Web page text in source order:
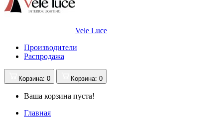
Vele Luce
Производители
Распродажа
Корзина: 0 Корзина: 0
Ваша корзина пуста!
Главная